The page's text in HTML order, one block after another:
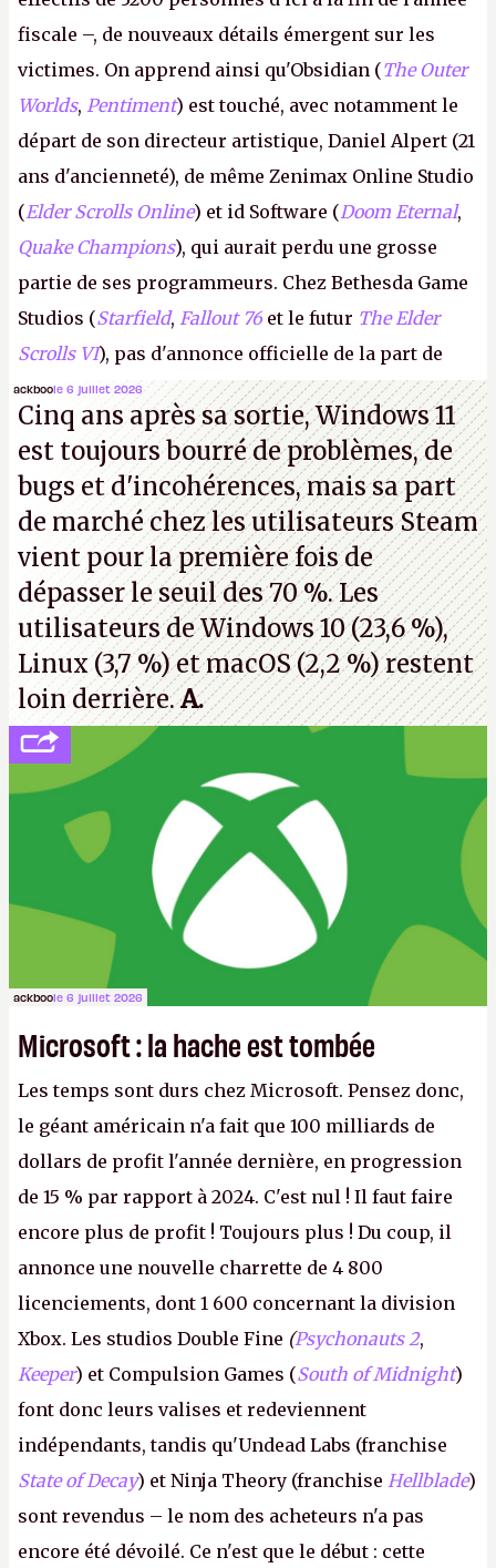
fiscale –, de nouveaux détails émergent sur les
victimes. On apprend ainsi qu'Obsidian (The Outer
Worlds, Pentiment) est touché, avec notamment le
départ de son directeur artistique, Daniel Alpert (21
ans d'ancienneté), de même Zenimax Online Studio
(Elder Scrolls Online) et id Software (Doom Eternal,
Quake Champions), qui aurait perdu une grosse
partie de ses programmeurs. Chez Bethesda Game
Studios (Starfield, Fallout 76 et le futur The Elder
Scrolls VI), pas d'annonce officielle de la part de
Microsoft, mais le syndicat des employés confirme
de nombreux licenciements.A.
ackboole 6 juillet 2026
Cinq ans après sa sortie, Windows 11
est toujours bourré de problèmes, de
bugs et d'incohérences, mais sa part
de marché chez les utilisateurs Steam
vient pour la première fois de
dépasser le seuil des 70 %. Les
utilisateurs de Windows 10 (23,6 %),
Linux (3,7 %) et macOS (2,2 %) restent
loin derrière.A.
ackboole 6 juillet 2026
Microsoft : la hache est tombée
Les temps sont durs chez Microsoft. Pensez donc,
le géant américain n'a fait que 100 milliards de
dollars de profit l'année dernière, en progression
de 15 % par rapport à 2024. C'est nul ! Il faut faire
encore plus de profit ! Toujours plus ! Du coup, il
annonce une nouvelle charrette de 4 800
licenciements, dont 1 600 concernant la division
Xbox. Les studios Double Fine (Psychonauts 2,
Keeper) et Compulsion Games (South of Midnight)
font donc leurs valises et redeviennent
indépendants, tandis qu'Undead Labs (franchise
State of Decay) et Ninja Theory (franchise Hellblade)
sont revendus – le nom des acheteurs n'a pas
encore été dévoilé. Ce n'est que le début : cette